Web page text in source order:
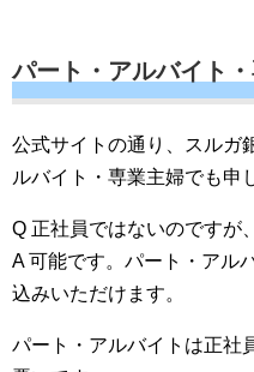
パート・アルバイト
公式サイトの通り、スルガ
ルバイト・専業主婦でも申
Q 正社員ではないのですが
A 可能です。パート・アル
込みいただけます。
パート・アルバイトは正社